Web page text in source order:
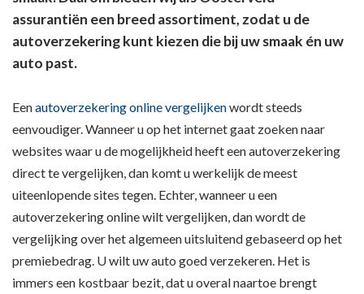
assurantiën een breed assortiment, zodat u de
autoverzekering kunt kiezen die bij uw smaak én uw
auto past.
Eenautoverzekeringonlinevergelijkenwordt steeds
eenvoudiger. Wanneer u op het internet gaat zoeken naar
websites waar u de mogelijkheid heeft een autoverzekering
direct te vergelijken, dan komt u werkelijk de meest
uiteenlopende sites tegen. Echter, wanneer u een
autoverzekering online wilt vergelijken, dan wordt de
vergelijking over het algemeen uitsluitend gebaseerd op het
premiebedrag. U wilt uw auto goed verzekeren. Het is
immers een kostbaar bezit, dat u overal naartoe brengt